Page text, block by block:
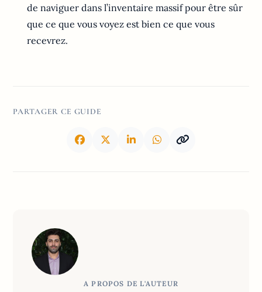
de naviguer dans l’inventaire massif pour être sûr
que ce que vous voyez est bien ce que vous
recevrez.
PARTAGER CE GUIDE
A PROPOS DE L'AUTEUR